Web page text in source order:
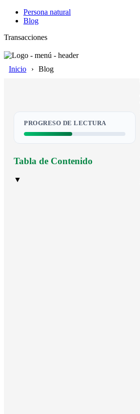
Persona natural
Blog
Transacciones
Inicio Blog
PROGRESO DE LECTURA
Tabla de Contenido
▼